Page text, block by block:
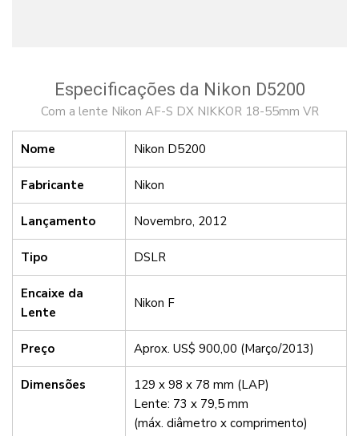
Especificações da Nikon D5200
Com a lente Nikon AF-S DX NIKKOR 18-55mm VR
Nome Nikon D5200
Fabricante Nikon
Lançamento Novembro, 2012
Tipo DSLR
Encaixe da
Lente
Nikon F
Preço Aprox. US$ 900,00 (Março/2013)
Dimensões
129 x 98 x 78 mm (LAP)
Lente: 73 x 79,5 mm
(máx. diâmetro x comprimento)